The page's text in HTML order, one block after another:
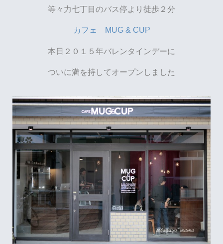
等々力七丁目のバス停より徒歩２分
カフェ MUG & CUP
本日２０１５年バレンタインデーに
ついに満を持してオープンしました